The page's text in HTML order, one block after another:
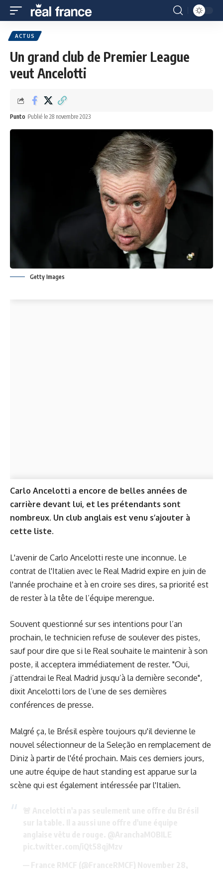
ACTUS
Un grand club de Premier League
veut Ancelotti
Punto Publié le 28 novembre 2023
Getty Images
Carlo Ancelotti a encore de belles années de
carrière devant lui, et les prétendants sont
nombreux. Un club anglais est venu s’ajouter à
cette liste.
L'avenir de Carlo Ancelotti reste une inconnue. Le
contrat de l'Italien avec le Real Madrid expire en juin de
l'année prochaine et à en croire ses dires, sa priorité est
de rester à la tête de l’équipe merengue.
Souvent questionné sur ses intentions pour l’an
prochain, le technicien refuse de soulever des pistes,
sauf pour dire que si le Real souhaite le maintenir à son
poste, il acceptera immédiatement de rester. "Oui,
j’attendrai le Real Madrid jusqu’à la dernière seconde",
dixit Ancelotti lors de l’une de ses dernières
conférences de presse.
Malgré ça, le Brésil espère toujours qu'il devienne le
nouvel sélectionneur de la Seleção en remplacement de
Diniz à partir de l'été prochain. Mais ces derniers jours,
une autre équipe de haut standing est apparue sur la
scène qui est également intéressée par l'Italien.